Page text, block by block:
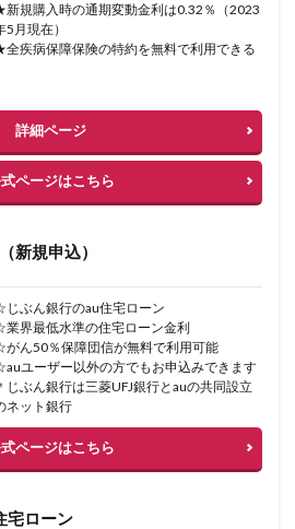
規購入時の通期変動金利は0.32％（2023
5月現在）
疾病保障保険の特約を無料で利用できる
詳細ページ
ページはこちら
新規申込）
ぶん銀行のau住宅ローン
界最低水準の住宅ローン金利
ん50％保障団信が無料で利用可能
ユーザー以外の方でもお申込みできます
じぶん銀行は三菱UFJ銀行とauの共同設立
ネット銀行
ページはこちら
宅ローン